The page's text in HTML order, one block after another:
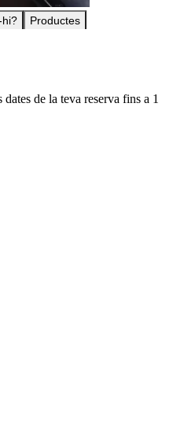
hi? Productes
de la teva reserva fins a 1